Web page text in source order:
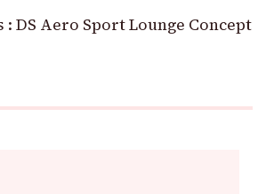
DS Aero Sport Lounge Concept